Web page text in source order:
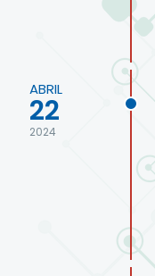
ABRIL
22
2024